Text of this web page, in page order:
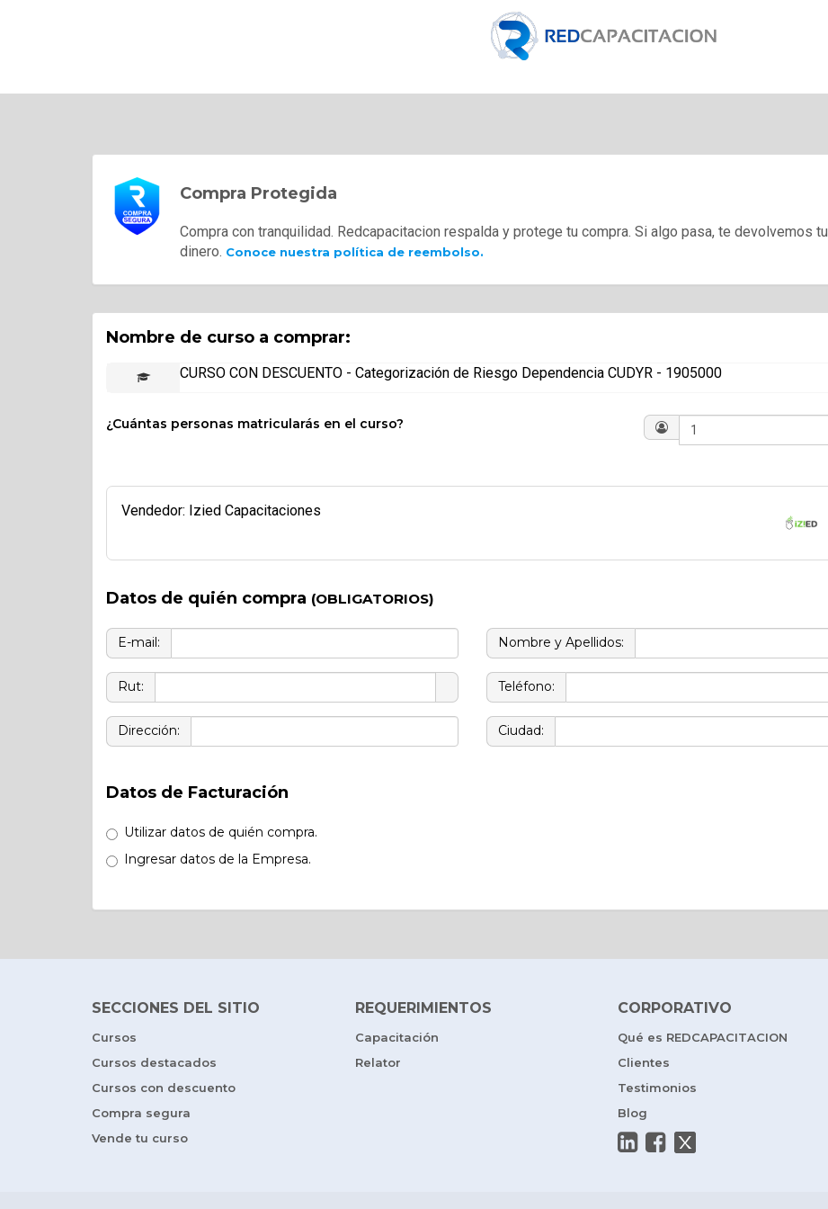
Compra Protegida
Compra con tranquilidad. Redcapacitacion respalda y protege tu compra. Si algo pasa, te devolvemos tu
dinero. Conoce nuestra política de reembolso.
Nombre de curso a comprar:
CURSO CON DESCUENTO - Categorización de Riesgo Dependencia CUDYR - 1905000
¿Cuántas personas matricularás en el curso?
Vendedor: Izied Capacitaciones
Datos de quién compra (OBLIGATORIOS)
E-mail: Nombre y Apellidos:
Rut: Teléfono:
Dirección: Ciudad:
Datos de Facturación
Utilizar datos de quién compra.
Ingresar datos de la Empresa.
SECCIONES DEL SITIO
Cursos
Cursos destacados
Cursos con descuento
Compra segura
Vende tu curso
REQUERIMIENTOS
Capacitación
Relator
CORPORATIVO
Qué es REDCAPACITACION
Clientes
Testimonios
Blog